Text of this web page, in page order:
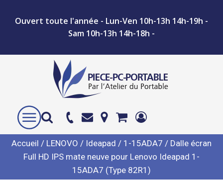
Ouvert toute l'année - Lun-Ven 10h-13h 14h-19h -
Sam 10h-13h 14h-18h -
Accueil / LENOVO / Ideapad / 1-15ADA7 / Dalle écran
Full HD IPS mate neuve pour Lenovo Ideapad 1-
15ADA7 (Type 82R1)